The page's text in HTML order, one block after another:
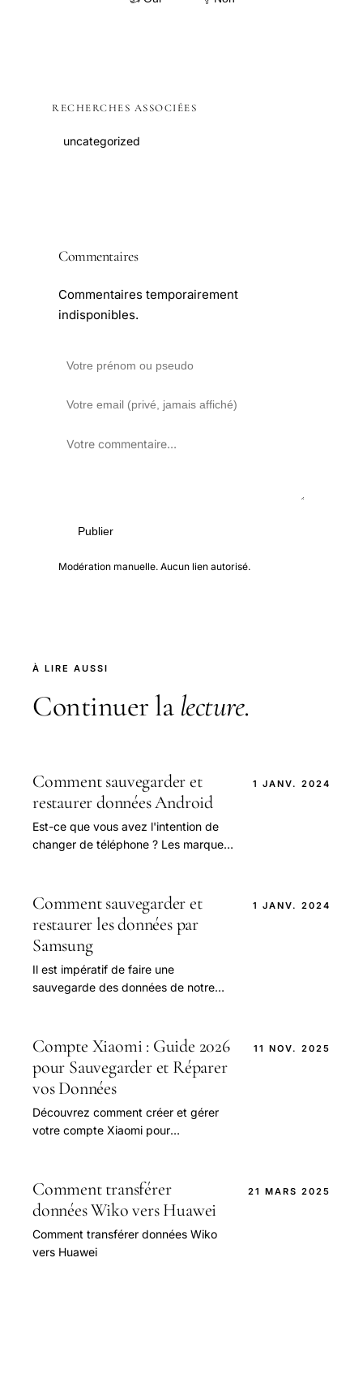
RECHERCHES ASSOCIÉES
uncategorized
Commentaires
Commentaires temporairement
indisponibles.
Publier
Modération manuelle. Aucun lien autorisé.
À LIRE AUSSI
Continuer la lecture.
Comment sauvegarder et
restaurer données Android
Est-ce que vous avez l'intention de
changer de téléphone ? Les marques
il devient.
1 JANV. 2024
Comment sauvegarder et
restaurer les données par
Samsung
Il est impératif de faire une
sauvegarde des données de notre
le cas où il nous.
1 JANV. 2024
Compte Xiaomi : Guide 2026
pour Sauvegarder et Réparer
vos Données
Découvrez comment créer et gérer
votre compte Xiaomi pour
services exclusifs. Comparez les
avantages et les inconvénients de
chaque méthode de sauvegarde et
de réparation
11 NOV. 2025
Comment transférer
données Wiko vers Huawei
Comment transférer données Wiko
vers Huawei
21 MARS 2025